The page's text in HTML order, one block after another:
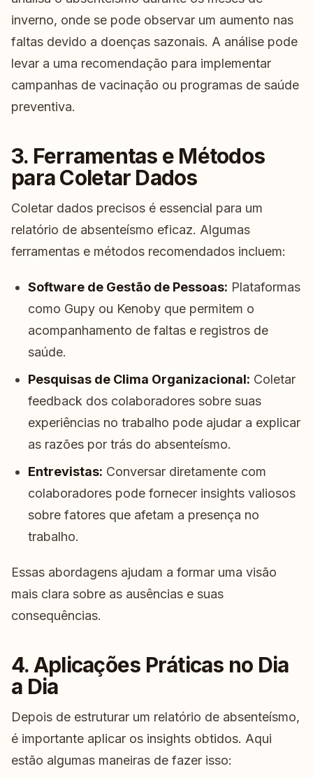
inverno, onde se pode observar um aumento nas
faltas devido a doenças sazonais. A análise pode
levar a uma recomendação para implementar
campanhas de vacinação ou programas de saúde
preventiva.
3. Ferramentas e Métodos
para Coletar Dados
Coletar dados precisos é essencial para um
relatório de absenteísmo eficaz. Algumas
ferramentas e métodos recomendados incluem:
Software de Gestão de Pessoas: Plataformas
como Gupy ou Kenoby que permitem o
acompanhamento de faltas e registros de
saúde.
Pesquisas de Clima Organizacional: Coletar
feedback dos colaboradores sobre suas
experiências no trabalho pode ajudar a explicar
as razões por trás do absenteísmo.
Entrevistas: Conversar diretamente com
colaboradores pode fornecer insights valiosos
sobre fatores que afetam a presença no
trabalho.
Essas abordagens ajudam a formar uma visão
mais clara sobre as ausências e suas
consequências.
4. Aplicações Práticas no Dia
a Dia
Depois de estruturar um relatório de absenteísmo,
é importante aplicar os insights obtidos. Aqui
estão algumas maneiras de fazer isso: